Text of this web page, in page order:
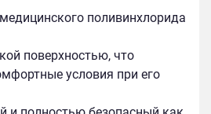
поливинхлорида
поверхностью, что
условия при его